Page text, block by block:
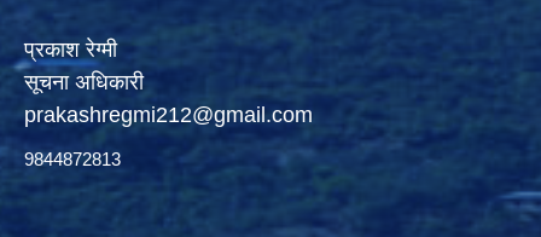
प्रकाश रेग्मी
सूचना अधिकारी
prakashregmi212@gmail.com
9844872813